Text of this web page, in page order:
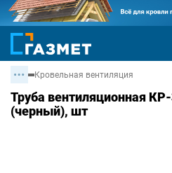
Кровельная вентиляция
Труба вентиляционная
(черный), шт